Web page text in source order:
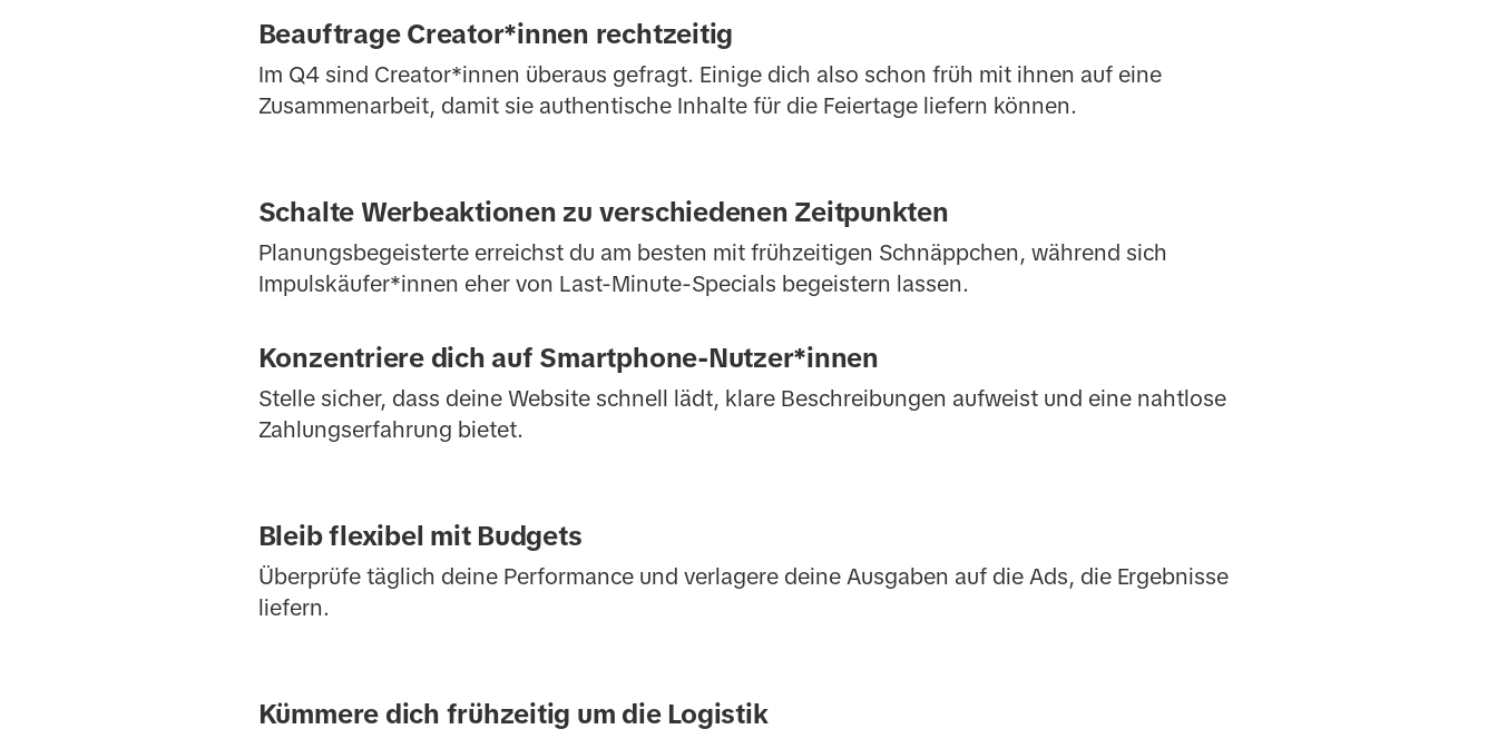
Beauftrage Creator*innen rechtzeitig
Im Q4 sind Creator*innen überaus gefragt. Einige dich also schon früh mit ihnen auf eine
Zusammenarbeit, damit sie authentische Inhalte für die Feiertage liefern können.
Schalte Werbeaktionen zu verschiedenen Zeitpunkten
Planungsbegeisterte erreichst du am besten mit frühzeitigen Schnäppchen, während sich
Impulskäufer*innen eher von Last-Minute-Specials begeistern lassen.
Konzentriere dich auf Smartphone-Nutzer*innen
Stelle sicher, dass deine Website schnell lädt, klare Beschreibungen aufweist und eine nahtlose
Zahlungserfahrung bietet.
Bleib flexibel mit Budgets
Überprüfe täglich deine Performance und verlagere deine Ausgaben auf die Ads, die Ergebnisse
liefern.
Kümmere dich frühzeitig um die Logistik